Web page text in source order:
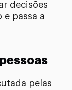
decisões
e passa a
pelas